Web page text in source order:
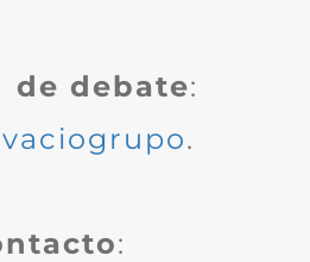
de debate:
.
: